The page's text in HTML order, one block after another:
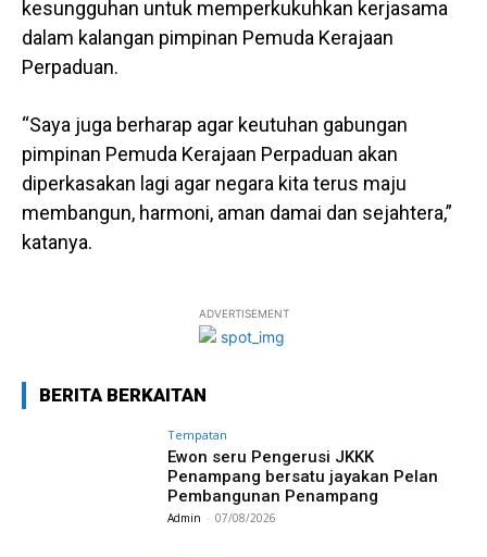
kesungguhan untuk memperkukuhkan kerjasama
dalam kalangan pimpinan Pemuda Kerajaan
Perpaduan.
“Saya juga berharap agar keutuhan gabungan
pimpinan Pemuda Kerajaan Perpaduan akan
diperkasakan lagi agar negara kita terus maju
membangun, harmoni, aman damai dan sejahtera,”
katanya.
ADVERTISEMENT
BERITA BERKAITAN
Tempatan
Ewon seru Pengerusi JKKK
Penampang bersatu jayakan Pelan
Pembangunan Penampang
Admin - 07/08/2026